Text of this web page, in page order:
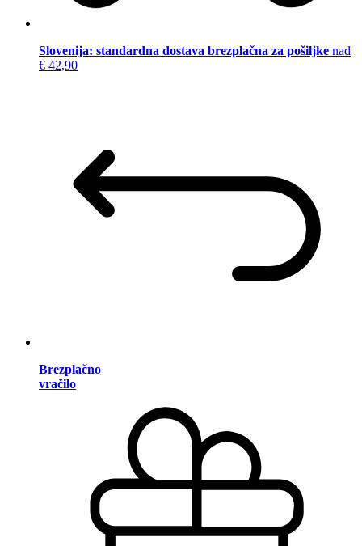
Slovenija: standardna dostava brezplačna za pošiljke nad
€ 42,90
Brezplačno
vračilo